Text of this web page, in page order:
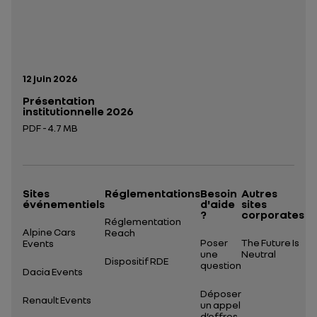
Date de publication:
12 juin 2026
Présentation
institutionnelle 2026
PDF - 4.7 MB
Sites
événementiels
Alpine Cars
Events
Dacia Events
Renault Events
Réglementations
Réglementation
Reach
Dispositif RDE
Besoin
d'aide
?
Poser
une
question
Déposer
un appel
Autres
sites
corporates
The Future Is
Neutral